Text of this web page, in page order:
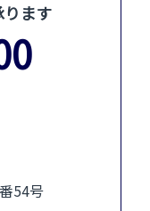
ます
54号